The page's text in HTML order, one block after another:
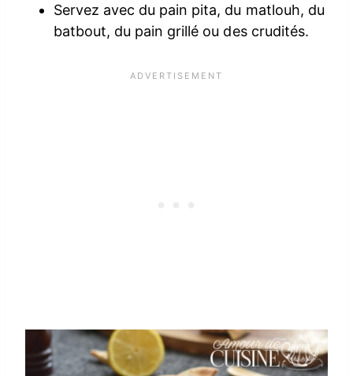
Servez avec du pain pita, du matlouh, du
batbout, du pain grillé ou des crudités.